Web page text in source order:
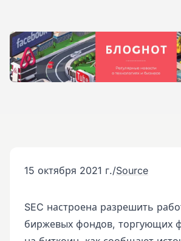
15 октября 2021 г./Source
SEC настроена разрешить
биржевых фондов, торгующих